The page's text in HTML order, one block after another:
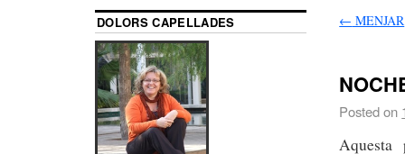
← MENJAR
Posted on
Aquesta
DOLORS CAPELLADES